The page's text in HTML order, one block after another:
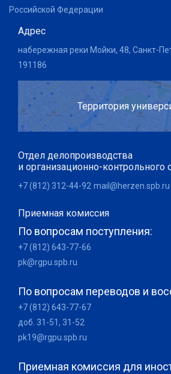
Российской Федерации
Адрес
набережная реки Мойки, 48, Санкт-
191186
Территория
Отдел делопроизводства
и организационно-контрольного
+7 (812) 312-44-92 mail@herzen.spb.ru
Приемная комиссия
По вопросам поступления:
+7 (812) 643-77-66
pk@rgpu.spb.ru
По вопросам переводов и
+7 (812) 643-77-67
доб. 31-51, 31-52
pk19@rgpu.spb.ru
Приемная комиссия для